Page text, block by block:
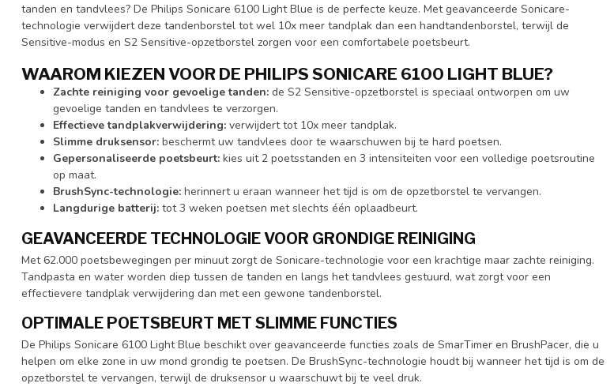
tanden en tandvlees? De Philips Sonicare 6100 Light Blue is de perfecte keuze. Met geavanceerde Sonicare-
technologie verwijdert deze tandenborstel tot wel 10x meer tandplak dan een handtandenborstel, terwijl de
Sensitive-modus en S2 Sensitive-opzetborstel zorgen voor een comfortabele poetsbeurt.
WAAROM KIEZEN VOOR DE PHILIPS SONICARE 6100 LIGHT BLUE?
Zachte reiniging voor gevoelige tanden: de S2 Sensitive-opzetborstel is speciaal ontworpen om uw
gevoelige tanden en tandvlees te verzorgen.
Effectieve tandplakverwijdering: verwijdert tot 10x meer tandplak.
Slimme druksensor: beschermt uw tandvlees door te waarschuwen bij te hard poetsen.
Gepersonaliseerde poetsbeurt: kies uit 2 poetsstanden en 3 intensiteiten voor een volledige poetsroutine
op maat.
BrushSync-technologie: herinnert u eraan wanneer het tijd is om de opzetborstel te vervangen.
Langdurige batterij: tot 3 weken poetsen met slechts één oplaadbeurt.
GEAVANCEERDE TECHNOLOGIE VOOR GRONDIGE REINIGING
Met 62.000 poetsbewegingen per minuut zorgt de Sonicare-technologie voor een krachtige maar zachte reiniging.
Tandpasta en water worden diep tussen de tanden en langs het tandvlees gestuurd, wat zorgt voor een
effectievere tandplak verwijdering dan met een gewone tandenborstel.
OPTIMALE POETSBEURT MET SLIMME FUNCTIES
De Philips Sonicare 6100 Light Blue beschikt over geavanceerde functies zoals de SmarTimer en BrushPacer, die u
helpen om elke zone in uw mond grondig te poetsen. De BrushSync-technologie houdt bij wanneer het tijd is om de
opzetborstel te vervangen, terwijl de druksensor u waarschuwt bij te veel druk.